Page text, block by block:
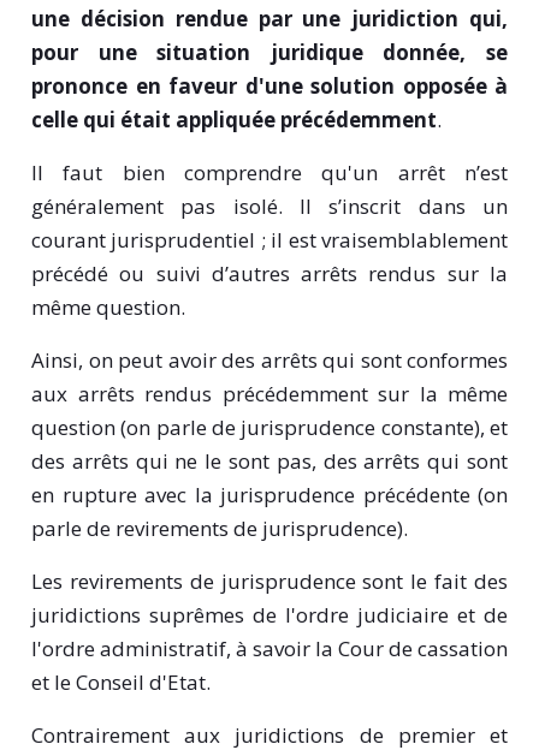
une décision rendue par une juridiction qui,
pour une situation juridique donnée, se
prononce en faveur d'une solution opposée à
celle qui était appliquée précédemment.
Il faut bien comprendre qu'un arrêt n’est
généralement pas isolé. Il s’inscrit dans un
courant jurisprudentiel ; il est vraisemblablement
précédé ou suivi d’autres arrêts rendus sur la
même question.
Ainsi, on peut avoir des arrêts qui sont conformes
aux arrêts rendus précédemment sur la même
question (on parle de jurisprudence constante), et
des arrêts qui ne le sont pas, des arrêts qui sont
en rupture avec la jurisprudence précédente (on
parle de revirements de jurisprudence).
Les revirements de jurisprudence sont le fait des
juridictions suprêmes de l'ordre judiciaire et de
l'ordre administratif, à savoir la Cour de cassation
et le Conseil d'Etat.
Contrairement aux juridictions de premier et